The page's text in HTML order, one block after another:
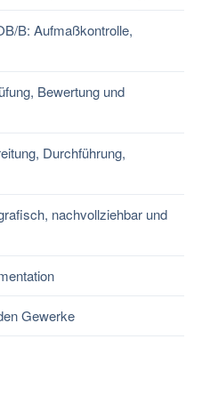
B: Aufmaßkontrolle,
Bewertung und
Durchführung,
nachvollziehbar und
Gewerke